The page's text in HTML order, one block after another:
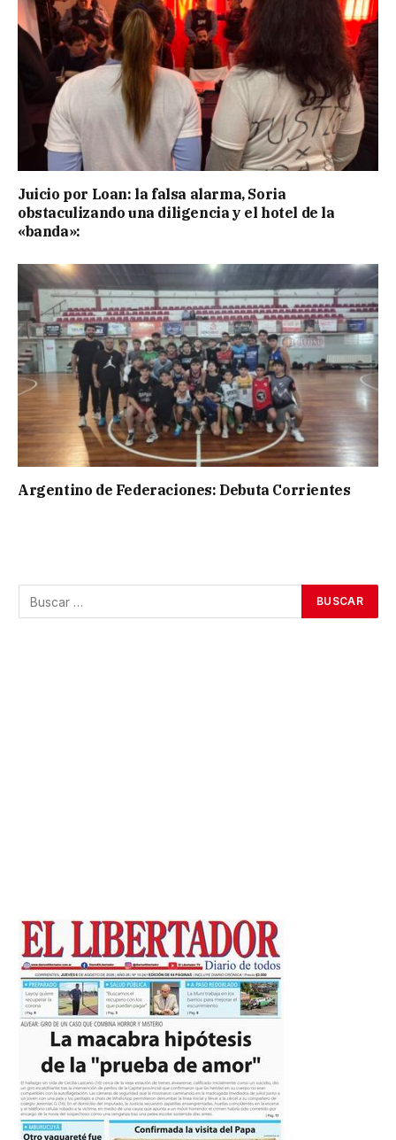
Juicio por Loan: la falsa alarma, Soria
obstaculizando una diligencia y el hotel de la
«banda»:
Argentino de Federaciones: Debuta Corrientes